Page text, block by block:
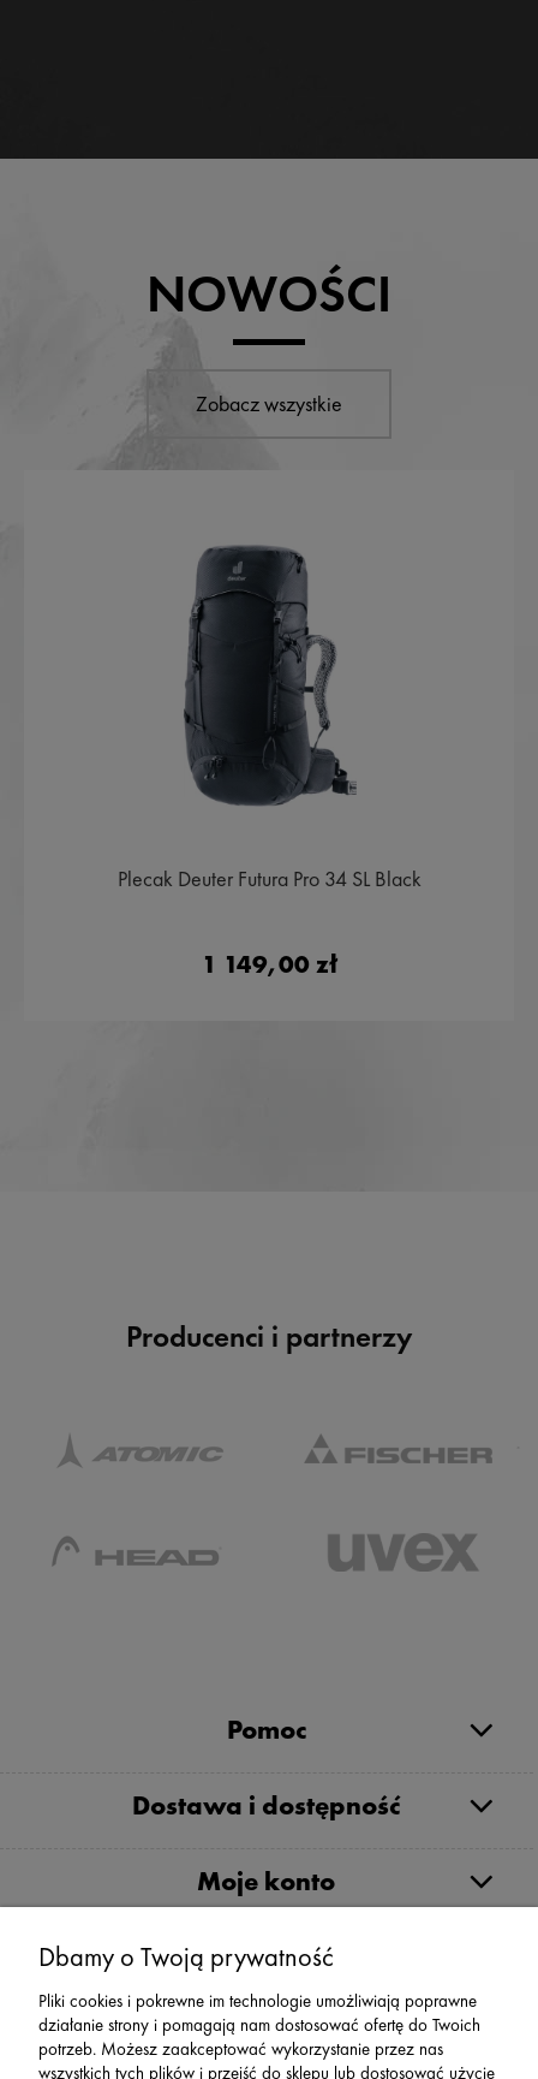
NOWOŚCI
Zobacz wszystkie
Plecak Deuter Futura Pro 34 SL Black
1 149,00 zł
Producenci i partnerzy
Pomoc
Dostawa i dostępność
Moje konto
Serwis
Zwroty,Reklamacje Wymiany
Dbamy o Twoją prywatność
Pliki cookies i pokrewne im technologie umożliwiają poprawne
działanie strony i pomagają nam dostosować ofertę do Twoich
potrzeb. Możesz zaakceptować wykorzystanie przez nas
wszystkich tych plików i przejść do sklepu lub dostosować użycie